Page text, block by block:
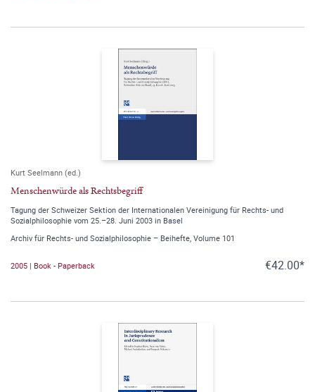
Kurt Seelmann (ed.)
Menschenwürde als Rechtsbegriff
Tagung der Schweizer Sektion der Internationalen Vereinigung für Rechts- und
Sozialphilosophie vom 25.–28. Juni 2003 in Basel
Archiv für Rechts- und Sozialphilosophie – Beihefte, Volume 101
2005 | Book - Paperback €42.00*